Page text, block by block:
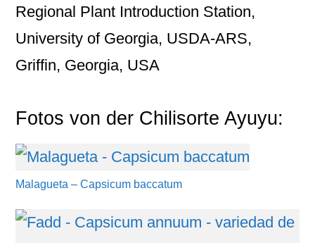
Regional Plant Introduction Station,
University of Georgia, USDA-ARS,
Griffin, Georgia, USA
Fotos von der Chilisorte Ayuyu:
Malagueta – Capsicum baccatum